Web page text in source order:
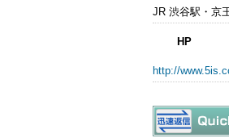
JR 渋谷駅・京
HP
http://